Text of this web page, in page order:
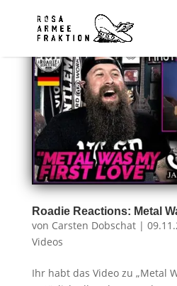
Roadie Reactions: Metal
von Carsten Dobschat|
Videos
Ihr habt das Video zu „Metal